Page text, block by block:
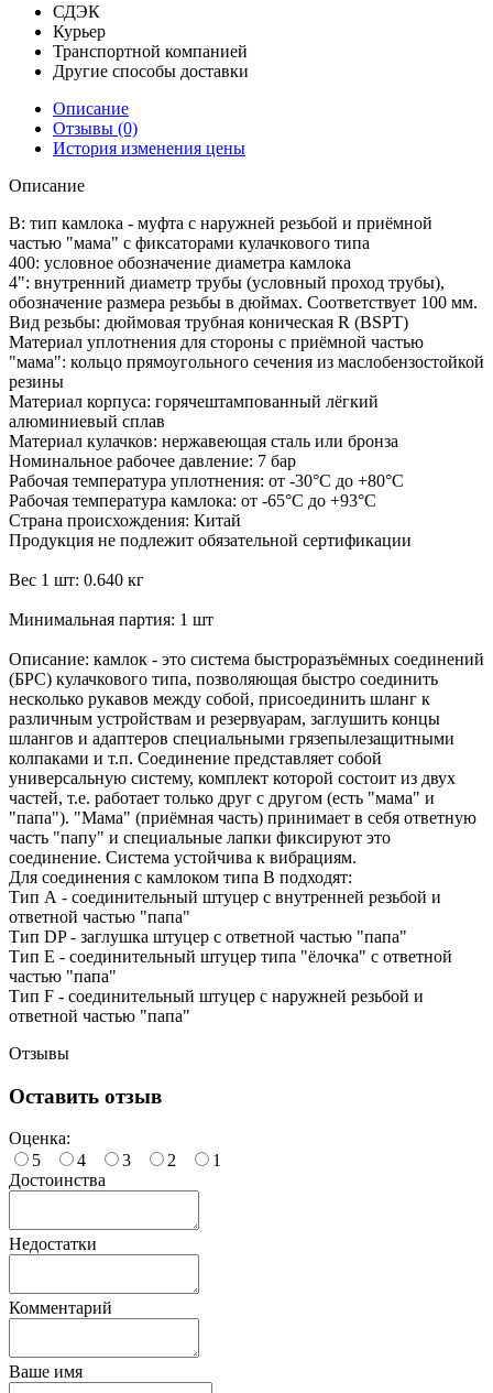
СДЭК
Курьер
Транспортной компанией
Другие способы доставки
Описание
Отзывы (0)
История изменения цены
Описание
В: тип камлока - муфта с наружней резьбой и приёмной
частью "мама" с фиксаторами кулачкового типа
400: условное обозначение диаметра камлока
4": внутренний диаметр трубы (условный проход трубы),
обозначение размера резьбы в дюймах. Соответствует 100 мм.
Вид резьбы: дюймовая трубная коническая R (BSPT)
Материал уплотнения для стороны с приёмной частью
"мама": кольцо прямоугольного сечения из маслобензостойкой
резины
Материал корпуса: горячештампованный лёгкий
алюминиевый сплав
Материал кулачков: нержавеющая сталь или бронза
Номинальное рабочее давление: 7 бар
Рабочая температура уплотнения: от -30°C до +80°C
Рабочая температура камлока: от -65°C до +93°C
Страна происхождения: Китай
Продукция не подлежит обязательной сертификации
Вес 1 шт: 0.640 кг
Минимальная партия: 1 шт
Описание: камлок - это система быстроразъёмных соединений
(БРС) кулачкового типа, позволяющая быстро соединить
несколько рукавов между собой, присоединить шланг к
различным устройствам и резервуарам, заглушить концы
шлангов и адаптеров специальными грязепылезащитными
колпаками и т.п. Соединение представляет собой
универсальную систему, комплект которой состоит из двух
частей, т.е. работает только друг с другом (есть "мама" и
"папа"). "Мама" (приёмная часть) принимает в себя ответную
часть "папу" и специальные лапки фиксируют это
соединение. Система устойчива к вибрациям.
Для соединения с камлоком типа B подходят:
Тип А - соединительный штуцер с внутренней резьбой и
ответной частью "папа"
Тип DP - заглушка штуцер с ответной частью "папа"
Тип Е - соединительный штуцер типа "ёлочка" с ответной
частью "папа"
Тип F - соединительный штуцер с наружней резьбой и
ответной частью "папа"
Отзывы
Оставить отзыв
Оценка:
5
4 3 2
1
Достоинства
Недостатки
Комментарий
Ваше имя